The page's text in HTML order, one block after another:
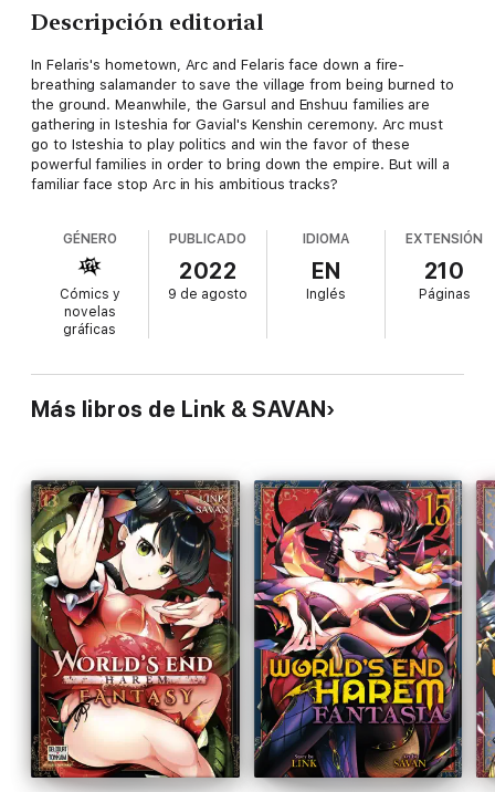
Descripción editorial
In Felaris's hometown, Arc and Felaris face down a fire-
breathing salamander to save the village from being burned to
the ground. Meanwhile, the Garsul and Enshuu families are
gathering in Isteshia for Gavial's Kenshin ceremony. Arc must
go to Isteshia to play politics and win the favor of these
powerful families in order to bring down the empire. But will a
familiar face stop Arc in his ambitious tracks?
GÉNERO
Cómics y
novelas
gráficas
PUBLICADO
2022
9 de agosto
IDIOMA
EN
Inglés
EXTENSIÓN
210
Páginas
Más libros de Link & SAVAN